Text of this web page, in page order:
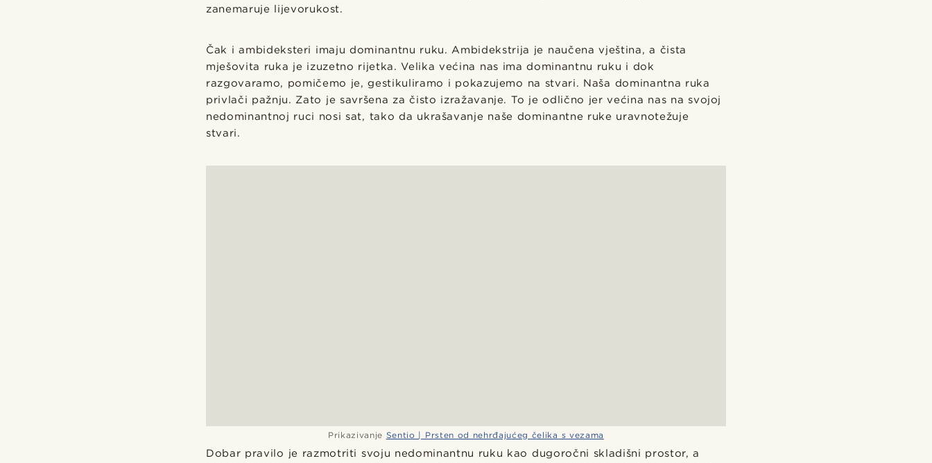
zanemaruje lijevorukost.
Čak i ambideksteri imaju dominantnu ruku. Ambidekstrija je naučena vještina, a čista
mješovita ruka je izuzetno rijetka. Velika većina nas ima dominantnu ruku i dok
razgovaramo, pomičemo je, gestikuliramo i pokazujemo na stvari. Naša dominantna ruka
privlači pažnju. Zato je savršena za čisto izražavanje. To je odlično jer većina nas na svojoj
nedominantnoj ruci nosi sat, tako da ukrašavanje naše dominantne ruke uravnotežuje
stvari.
Prikazivanje Sentio | Prsten od nehrđajućeg čelika s vezama
Dobar pravilo je razmotriti svoju nedominantnu ruku kao dugoročni skladišni prostor, a